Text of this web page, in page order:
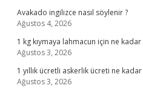
Avakado ingilizce nasıl söylenir ?
Ağustos 4, 2026
1 kg kıymaya lahmacun için ne
Ağustos 3, 2026
1 yıllık ücretli askerlik ücreti ne kadar
Ağustos 3, 2026